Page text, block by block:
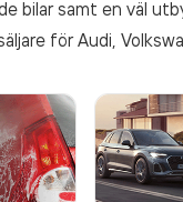
bilar samt en väl
för Audi,
tillhandahåller en